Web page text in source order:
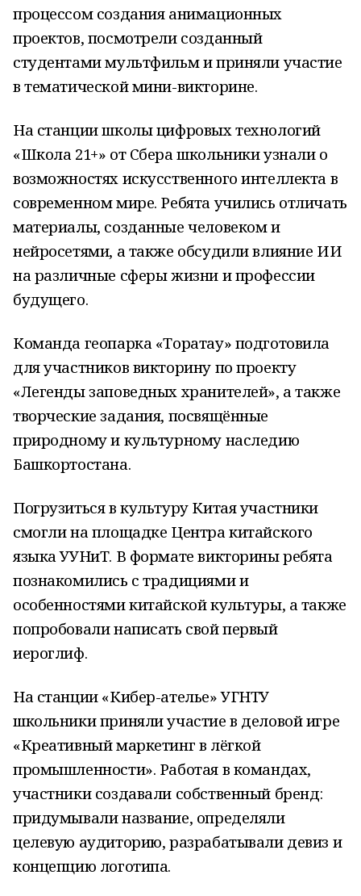
процессом создания анимационных
проектов, посмотрели созданный
студентами мультфильм и приняли участие
в тематической мини-викторине.
На станции школы цифровых технологий
«Школа 21+» от Сбера школьники узнали о
возможностях искусственного интеллекта в
современном мире. Ребята учились отличать
материалы, созданные человеком и
нейросетями, а также обсудили влияние ИИ
на различные сферы жизни и профессии
будущего.
Команда геопарка «Торатау» подготовила
для участников викторину по проекту
«Легенды заповедных хранителей», а также
творческие задания, посвящённые
природному и культурному наследию
Башкортостана.
Погрузиться в культуру Китая участники
смогли на площадке Центра китайского
языка УУНиТ. В формате викторины ребята
познакомились с традициями и
особенностями китайской культуры, а также
попробовали написать свой первый
иероглиф.
На станции «Кибер-ателье» УГНТУ
школьники приняли участие в деловой игре
«Креативный маркетинг в лёгкой
промышленности». Работая в командах,
участники создавали собственный бренд:
придумывали название, определяли
целевую аудиторию, разрабатывали девиз и
концепцию логотипа.